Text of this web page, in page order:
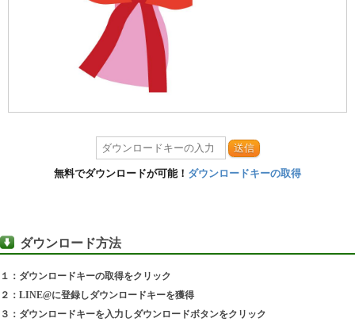
送信
無料でダウンロードが可能！ ダウンロードキーの取得
ダウンロード方法
１：ダウンロードキーの取得をクリック
２：LINE@に登録しダウンロードキーを獲得
３：ダウンロードキーを入力しダウンロードボタンをクリック